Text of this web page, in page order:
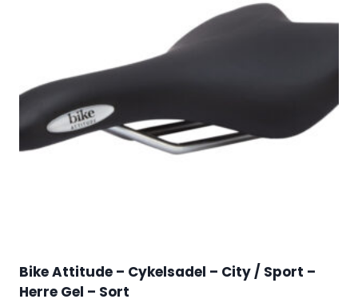
Bike Attitude – Cykelsadel – City / Sport –
Herre Gel – Sort